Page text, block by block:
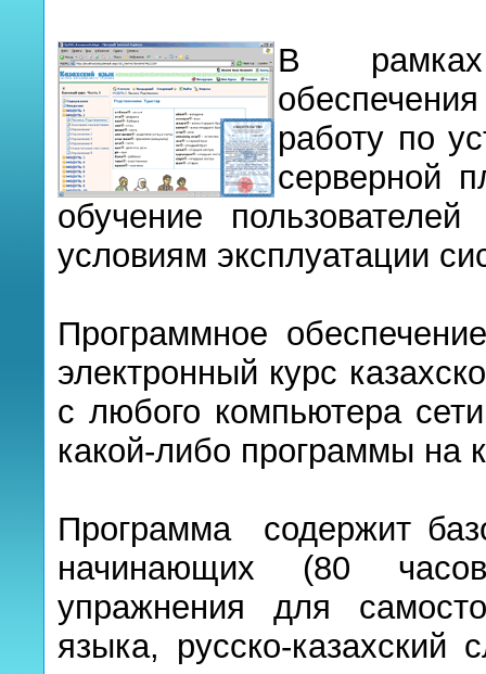
В рамках
работу по
серверной
обучение
условиям эксплуатации
Программное
электронный курс
с любого компьютера
какой-либо программы на
Программа содержит
начинающих (80
упражнения для
языка, русско-